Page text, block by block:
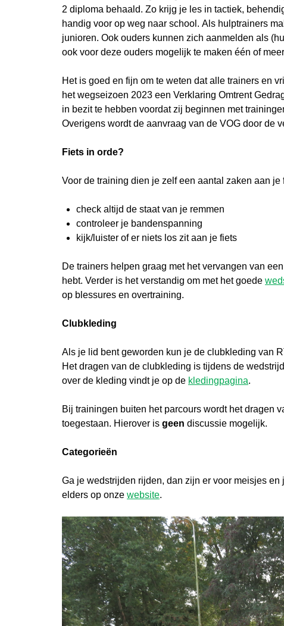
2 diploma behaald. Zo krijg je les in tactiek,
handig voor op weg naar school. Als hulptrainers
junioren. Ook ouders kunnen zich aanmelden als
ook voor deze ouders mogelijk te maken één of
Het is goed en fijn om te weten dat alle trainers en
het wegseizoen 2023 een Verklaring Omtrent
in bezit te hebben voordat zij beginnen met
Overigens wordt de aanvraag van de VOG door de
Fiets in orde?
Voor de training dien je zelf een aantal zaken aan je
check altijd de staat van je remmen
controleer je bandenspanning
kijk/luister of er niets los zit aan je fiets
De trainers helpen graag met het vervangen van
hebt. Verder is het verstandig om met het goede
op blessures en overtraining.
Clubkleding
Als je lid bent geworden kun je de clubkleding van
Het dragen van de clubkleding is tijdens de
over de kleding vindt je op de kledingpagina.
Bij trainingen buiten het parcours wordt het dragen
toegestaan. Hierover is geen discussie mogelijk.
Categorieën
Ga je wedstrijden rijden, dan zijn er voor meisjes
elders op onze website.